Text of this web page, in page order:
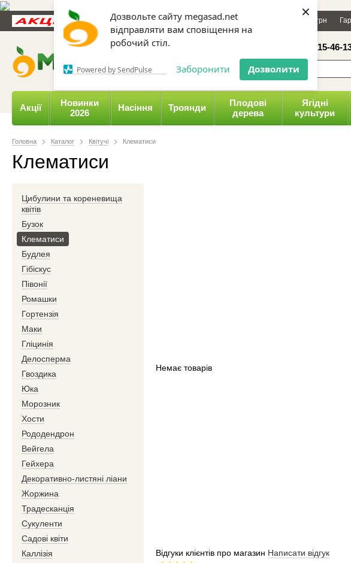
Дозвольте сайту megasad.net
відправляти вам сповіщення на
робочий стіл.
Powered by SendPulse Заборонити Дозволити
×
Новини та статті Каталог Контакти Відгуки Даруємо 100 грн
0 800 332-015, 050 515-46-
Акції
Новинки
2026
Насіння Троянди
Плодові
дерева
Ягідні
культури
Головна Каталог Квітучі Клематиси
Клематиси
Немає товарів
Відгуки клієнтів про магазин Написати відгук
Цибулини та кореневища
квітів
Бузок
Клематиси
Будлея
Гібіскус
Півонії
Ромашки
Гортензія
Маки
Гліцинія
Делосперма
Гвоздика
Юка
Морозник
Хости
Рододендрон
Вейгела
Гейхера
Декоративно-листяні ліани
Жоржина
Традесканція
Сукуленти
Садові квіти
Каллізія